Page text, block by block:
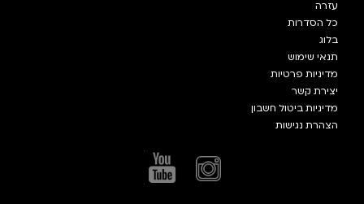
עזרה
כל הסדרות
בלוג
תנאי שימוש
מדיניות פרטיות
יצירת קשר
מדיניות ביטול חשבון
הצהרת נגישות